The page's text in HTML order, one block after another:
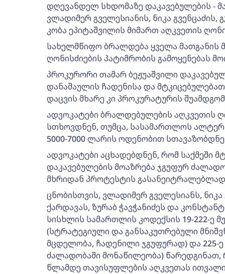
დღევანდელ სხდომაზე დაკავებულების -
ვლადიმერ გველესიანის, ნიკა გვენცაძის,
კობა ეპიტაშვილის მიმართ აღკვეთის
სახელმწიფო ბრალდება ყველა მათგანის
ღონისძიების პატიმრობის გამოყენებას
პროკურორი თამარ ბეჟუაშვილი
დანაშაულის ჩადენისა და
დაცვის მხარე კი პროკურატურის
ადვოკატები ბრალდებულების აღკვეთის
სთხოვდნენ, თუმცა, სასამართლოს
5000-7000 ლარის ოდენობით
ადვოკატები აცხადებდნენ, რომ საქმეში
დაკავებულების მოაზრება ჯგუფურ
მხრიდან პროტესტის
ცნობისთვის, ვლადიმერ გველესიანს, ნიკა
ქარდავას, ზურაბ ჭავჭანიძეს და
სისხლის სამართლის კოდექსის 19-222-ე
(სტრატეგიული და განსაკუთრებული
მცდელობა, ჩადენილი ჯგუფურად) და 225-
ძალადობაში მონაწილეობა) წარედგინათ,
წლამდე თავისუფლების აღკვეთას